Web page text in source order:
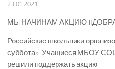
23.01.2021
МЫ НАЧИНАМ АКЦИЮ
Российские школьники
суббота». Учащиеся МБОУ
решили поддержать акцию